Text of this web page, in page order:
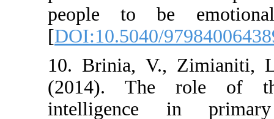
people to
[DOI:10.5040/
10. Brinia, V.,
(2014). The
intelligence